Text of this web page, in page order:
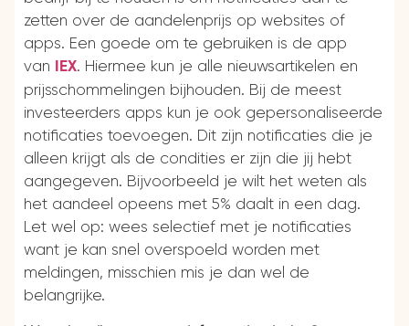
zetten over de aandelenprijs op websites of
apps. Een goede om te gebruiken is de app
van
IEX. Hiermee kun je alle nieuwsartikelen en
prijsschommelingen bijhouden. Bij de meest
investeerders apps kun je ook gepersonaliseerde
notificaties toevoegen. Dit zijn notificaties die je
alleen krijgt als de condities er zijn die jij hebt
aangegeven. Bijvoorbeeld je wilt het weten als
het aandeel opeens met 5% daalt in een dag.
Let wel op: wees selectief met je notificaties
want je kan snel overspoeld worden met
meldingen, misschien mis je dan wel de
belangrijke.